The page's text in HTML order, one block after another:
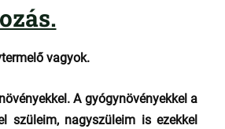
vagyok.
A gyógynövényekkel a
szüleim, nagyszüleim is ezekkel